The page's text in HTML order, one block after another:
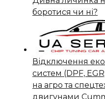
боротися чи ні?
Відключення
систем (DPF,
на агро та
двигунами